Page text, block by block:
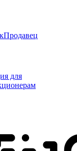
Продавец
для